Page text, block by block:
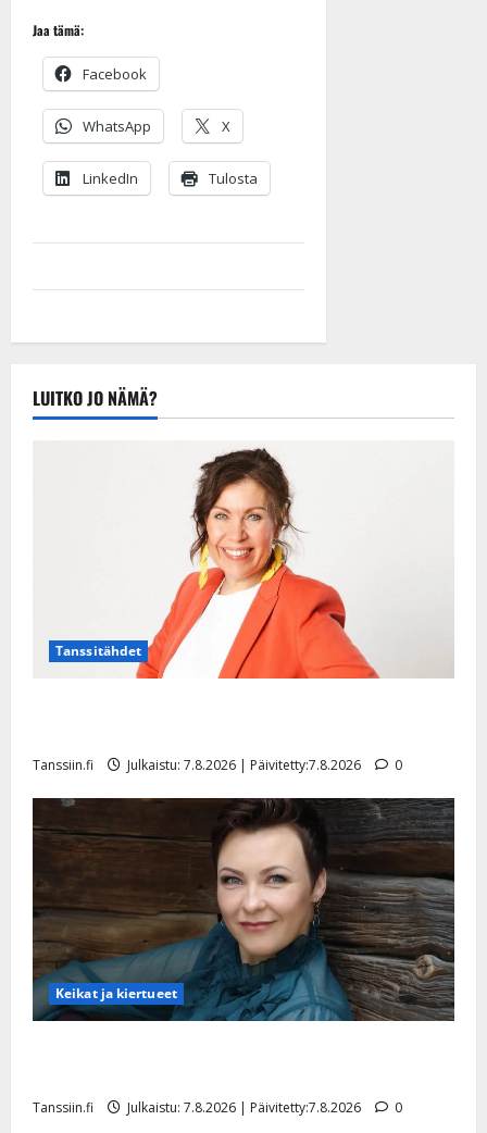
Jaa tämä:
Facebook
WhatsApp X
LinkedIn Tulosta
LUITKO JO NÄMÄ?
Tanssitähdet
Tanssiin.fi Julkaistu: 7.8.2026 | Päivitetty:7.8.2026 0
Keikat ja kiertueet
Tanssiin.fi Julkaistu: 7.8.2026 | Päivitetty:7.8.2026 0